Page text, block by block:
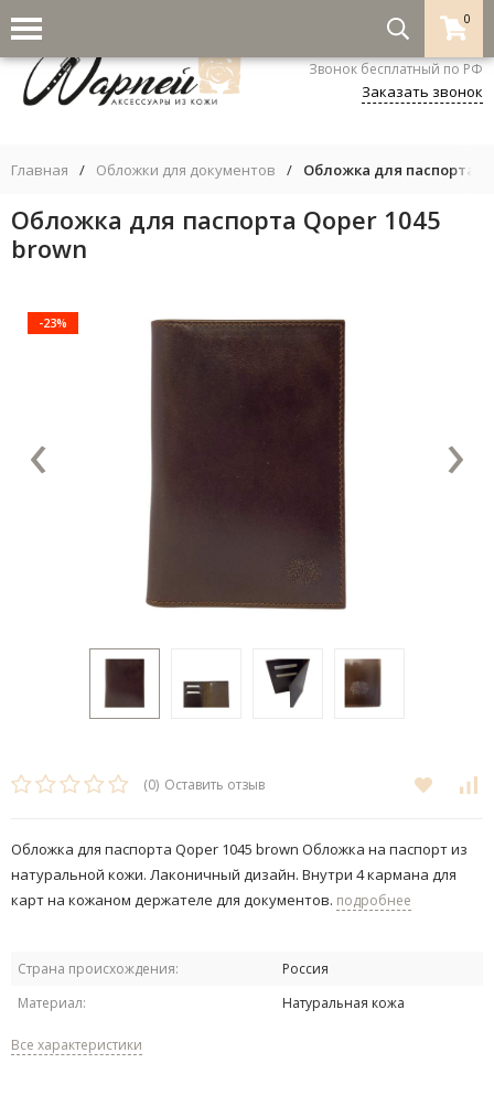
0
8-800-333-5530
Звонок бесплатный по РФ
Заказать звонок
Главная / Обложки для документов / Обложка для паспорта
Обложка для паспорта Qoper 1045
brown
-23%
‹ ›
(0) Оставить отзыв
Обложка для паспорта Qoper 1045 brown Обложка на паспорт из
натуральной кожи. Лаконичный дизайн. Внутри 4 кармана для
карт на кожаном держателе для документов. подробнее
Страна происхождения:
Россия
Материал:
Натуральная кожа
Все характеристики